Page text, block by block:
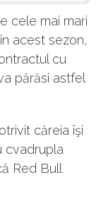
cele mai mari
acest sezon,
cu
părăsi astfel
căreia îşi
cvadrupla
Red Bull